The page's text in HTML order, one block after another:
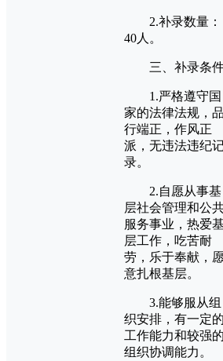
2.补录数量：
40人。
三、补录条
1.严格遵守国
家的法律法规，品
行端正，作风正
派，无违法违纪
录。
2.自愿从事基
层社会管理和公
服务事业，热爱基
层工作，吃苦耐
劳，乐于奉献，愿
意扎根基层。
3.能够服从组
织安排，有一定的
工作能力和较强的
组织协调能力。